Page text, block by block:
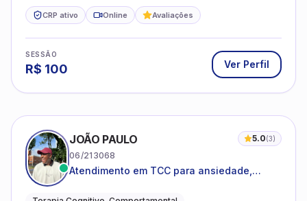
CRP ativo Online Avaliações
SESSÃO
R$ 100 Ver Perfil
JOÃO PAULO 5.0(3)
06/213068
Atendimento em TCC para ansiedade,
emocional